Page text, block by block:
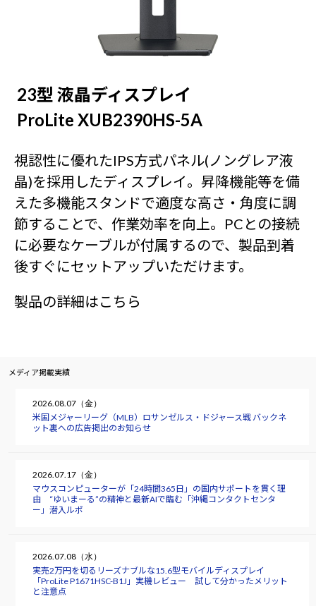
23型 液晶ディスプレイ
ProLite XUB2390HS-5A
視認性に優れたIPS方式パネル(ノングレア液
晶)を採用したディスプレイ。昇降機能等を備
えた多機能スタンドで適度な高さ・角度に調
節することで、作業効率を向上。PCとの接続
に必要なケーブルが付属するので、製品到着
後すぐにセットアップいただけます。
製品の詳細はこちら
メディア掲載実績
2026.08.07（金）
米国メジャーリーグ（MLB）ロサンゼルス・ドジャース戦 バックネ
ット裏への広告掲出のお知らせ
2026.07.17（金）
マウスコンピューターが「24時間365日」の国内サポートを貫く理
由 “ゆいまーる”の精神と最新AIで臨む「沖縄コンタクトセンタ
ー」潜入ルポ
2026.07.08（水）
実売2万円を切るリーズナブルな15.6型モバイルディスプレイ
「ProLite P1671HSC-B1J」実機レビュー 試して分かったメリット
と注意点